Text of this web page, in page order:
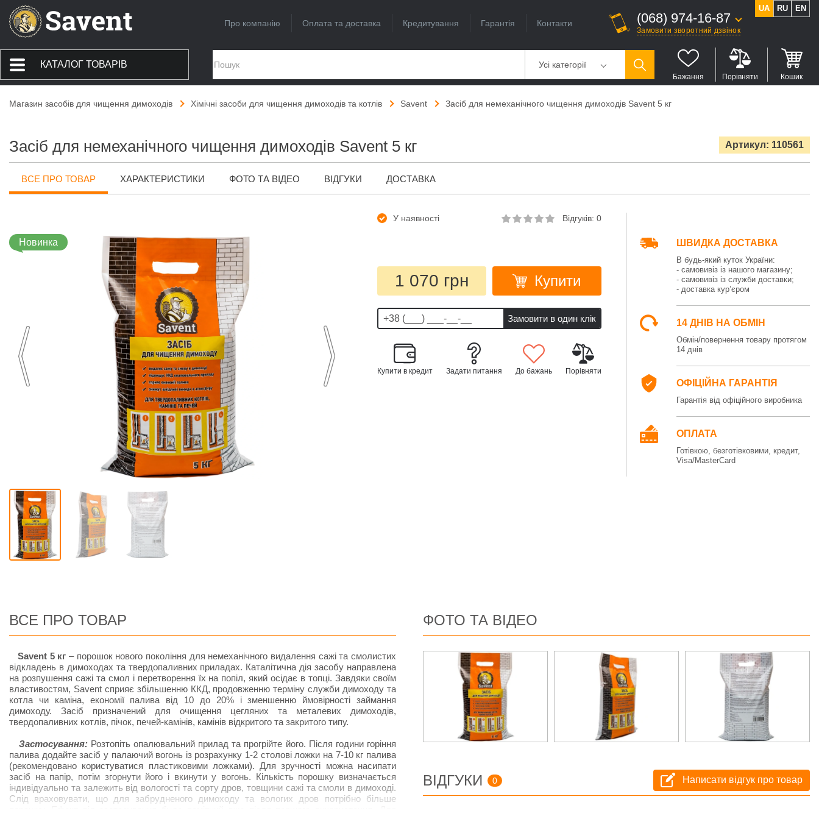
Про компанію Оплата та доставка Кредитування Гарантія Контакти (068) 974-16-87
Замовити зворотний дзвінок
UA RU EN
КАТАЛОГ ТОВАРІВ Усі категорії
Бажання Порівняти Кошик
Магазин засобів для чищення димоходів Хімічні засоби для чищення димоходів та котлів Savent Засіб для немеханічного чищення димоходів Savent 5 кг
Засіб для немеханічного чищення димоходів Savent 5 кг Артикул: 110561
ВСЕ ПРО ТОВАР ХАРАКТЕРИСТИКИ ФОТО ТА ВІДЕО ВІДГУКИ ДОСТАВКА
Новинка
У наявності Відгуків: 0
1 070 грн Купити
Купити в кредит Задати питання До бажань Порівняти
ШВИДКА ДОСТАВКА
В будь-який куток України:
- самовивіз із нашого магазину;
- самовивіз із служби доставки;
- доставка кур’єром
14 ДНІВ НА ОБМІН
Обмін/повернення товару протягом
14 днів
ОФІЦІЙНА ГАРАНТІЯ
Гарантія від офіційного виробника
ОПЛАТА
Готівкою, безготівковими, кредит,
Visa/MasterCard
ВСЕ ПРО ТОВАР
Savent 5 кг – порошок нового покоління для немеханічного видалення сажі та смолистих
відкладень в димоходах та твердопаливних приладах. Каталітична дія засобу направлена
на розпушення сажі та смол і перетворення їх на попіл, який осідає в топці. Завдяки своїм
властивостям, Savent сприяє збільшенню ККД, продовженню терміну служби димоходу та
котла чи каміна, економії палива від 10 до 20% і зменшенню ймовірності займання
димоходу. Засіб призначений для очищення цегляних та металевих димоходів,
твердопаливних котлів, пічок, печей-камінів, камінів відкритого та закритого типу.
Застосування: Розтопіть опалювальний прилад та прогрійте його. Після години горіння
палива додайте засіб у палаючий вогонь із розрахунку 1-2 столові ложки на 7-10 кг палива
(рекомендовано користуватися пластиковими ложками). Для зручності можна насипати
засіб на папір, потім згорнути його і вкинути у вогонь. Кількість порошку визначається
індивідуально та залежить від вологості та сорту дров, товщини сажі та смоли в димоході.
Слід враховувати, що для забрудненого димоходу та вологих дров потрібно більше
ФОТО ТА ВІДЕО
ВІДГУКИ 0 Написати відгук про товар